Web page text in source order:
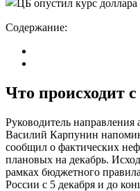
Содержание:
Что происходит
Руководитель
Василий Карпунин
сообщил о фактических
плановых на декабрь.
рамках бюджетного
России с 5 декабря и до